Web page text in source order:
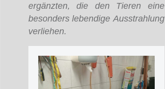
ergänzten, die den Tieren eine
besonders lebendige Ausstrahlung
verliehen.